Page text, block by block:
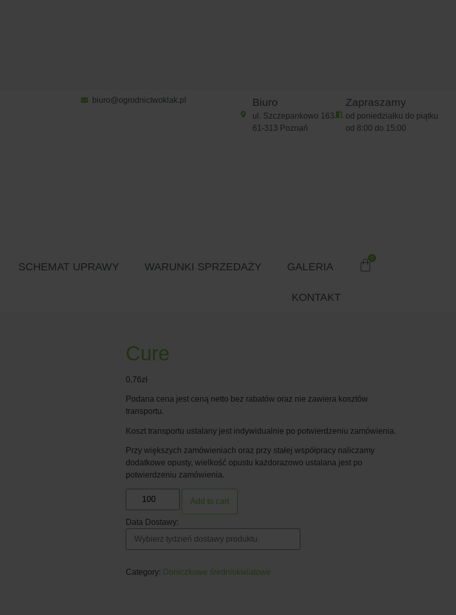
biuro@ogrodnictwoklak.pl Biuro
ul. Szczepankowo 163
61-313 Poznań
Zapraszamy
od poniedziałku do piątku
od 8:00 do 15:00
SCHEMAT UPRAWY WARUNKI SPRZEDAŻY GALERIA
KONTAKT
Cure
0,76zł
Podana cena jest ceną netto bez rabatów oraz nie zawiera kosztów
transportu.
Koszt transportu ustalany jest indywidualnie po potwierdzeniu zamówienia.
Przy większych zamówieniach oraz przy stałej współpracy naliczamy
dodatkowe opusty, wielkość opustu każdorazowo ustalana jest po
potwierdzeniu zamówienia.
Add to cart
Data Dostawy:
Category: Doniczkowe średniokwiatowe